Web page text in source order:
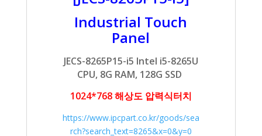
Industrial Touch
Panel
JECS-8265P15-i5 Intel i5-8265U
CPU, 8G RAM, 128G SSD
1024*768 해상도 압력식터치
https://www.ipcpart.co.kr/goods/sea
rch?search_text=8265&x=0&y=0